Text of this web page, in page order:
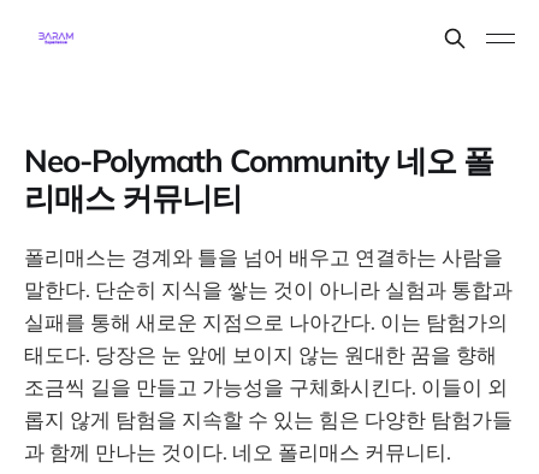
Neo-Polymath Community 네오 폴
리매스 커뮤니티
폴리매스는 경계와 틀을 넘어 배우고 연결하는 사람을
말한다. 단순히 지식을 쌓는 것이 아니라 실험과 통합과
실패를 통해 새로운 지점으로 나아간다. 이는 탐험가의
태도다. 당장은 눈 앞에 보이지 않는 원대한 꿈을 향해
조금씩 길을 만들고 가능성을 구체화시킨다. 이들이 외
롭지 않게 탐험을 지속할 수 있는 힘은 다양한 탐험가들
과 함께 만나는 것이다. 네오 폴리매스 커뮤니티.